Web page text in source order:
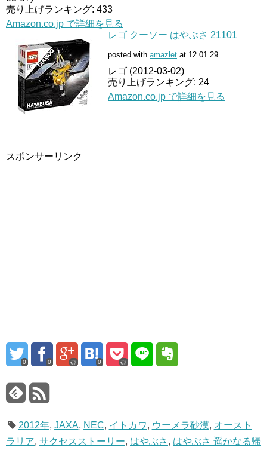
売り上げランキング: 433
Amazon.co.jp で詳細を見る
レゴ クーソー はやぶさ 21101
posted with amazlet at 12.01.29
レゴ (2012-03-02)
売り上げランキング: 24
Amazon.co.jp で詳細を見る
スポンサーリンク
0 0 0
2012年, JAXA, NEC, イトカワ, ウーメラ砂漠, オースト
ラリア, サクセスストーリー, はやぶさ , はやぶさ 遥かなる帰